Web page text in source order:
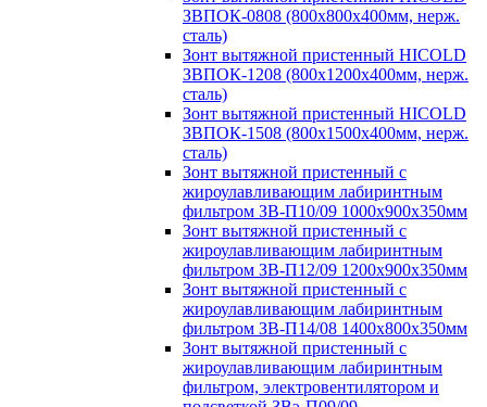
ЗВПОК-0808 (800х800х400мм, нерж.
сталь)
Зонт вытяжной пристенный HICOLD
ЗВПОК-1208 (800х1200х400мм, нерж.
сталь)
Зонт вытяжной пристенный HICOLD
ЗВПОК-1508 (800х1500х400мм, нерж.
сталь)
Зонт вытяжной пристенный с
жироулавливающим лабиринтным
фильтром ЗВ-П10/09 1000х900х350мм
Зонт вытяжной пристенный с
жироулавливающим лабиринтным
фильтром ЗВ-П12/09 1200х900х350мм
Зонт вытяжной пристенный с
жироулавливающим лабиринтным
фильтром ЗВ-П14/08 1400х800х350мм
Зонт вытяжной пристенный с
жироулавливающим лабиринтным
фильтром, электровентилятором и